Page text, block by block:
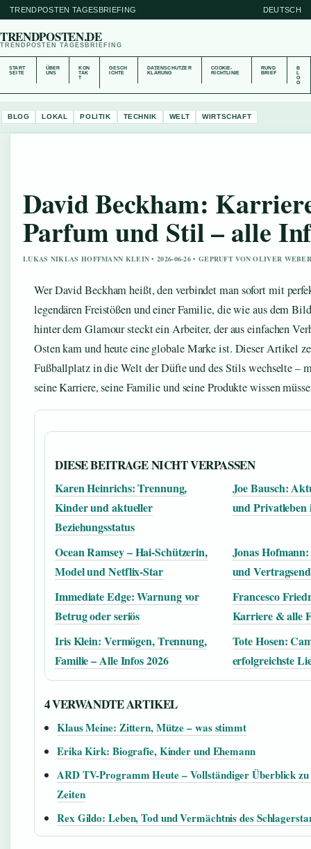
TRENDPOSTEN TAGESBRIEFING DEUTSCH
TRENDPOSTEN.DE
TRENDPOSTEN TAGESBRIEFING
START
SEITE
ÜBER
UNS
KON
TAK
T
GESCH
ICHTE
DATENSCHUTZER
KLÄRUNG
COOKIE-
RICHTLINIE
RUND
BRIEF
B
O
G
BLOG LOKAL POLITIK TECHNIK WELT WIRTSCHAFT
David Beckham:
Parfum und Stil – alle
LUKAS NIKLAS HOFFMANN KLEIN • 2026-06-26 • GEPRUFT VON OLIVER
Wer David Beckham heißt, den verbindet man sofort mit
legendären Freistößen und einer Familie, die wie aus dem
hinter dem Glamour steckt ein Arbeiter, der aus einfachen
Osten kam und heute eine globale Marke ist. Dieser Artikel
Fußballplatz in die Welt der Düfte und des Stils wechselte –
seine Karriere, seine Familie und seine Produkte wissen
DIESE BEITRAGE NICHT VERPASSEN
Karen Heinrichs: Trennung,
Kinder und aktueller
Beziehungsstatus
Joe Bausch:
und
Ocean Ramsey – Hai-Schützerin,
Model und Netflix-Star
Jonas
und
Immediate Edge: Warnung vor
Betrug oder seriös
Francesco
Karriere & alle
Iris Klein: Vermögen, Trennung,
Familie – Alle Infos 2026
Tote Hosen:
erfolgreichste
4 VERWANDTE ARTIKEL
Klaus Meine: Zittern, Mütze – was stimmt
Erika Kirk: Biografie, Kinder und Ehemann
ARD TV-Programm Heute – Vollständiger Überblick zu
Zeiten
Rex Gildo: Leben, Tod und Vermächtnis des